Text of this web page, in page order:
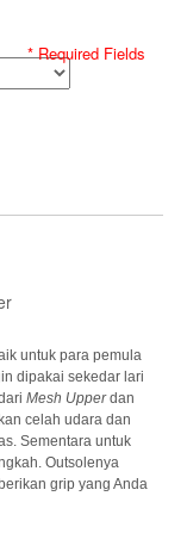
* Required Fields
untuk para pemula
dipakai sekedar lari
Mesh Upperdan
celah udara dan
Sementara untuk
Outsolenya
grip yang Anda